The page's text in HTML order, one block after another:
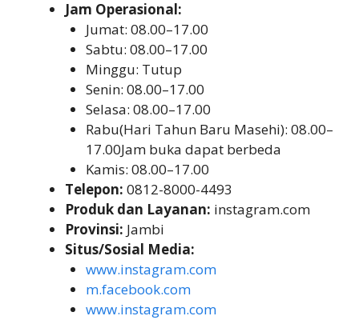
Jam Operasional:
Jumat: 08.00–17.00
Sabtu: 08.00–17.00
Minggu: Tutup
Senin: 08.00–17.00
Selasa: 08.00–17.00
Rabu(Hari Tahun Baru Masehi): 08.00–
17.00Jam buka dapat berbeda
Kamis: 08.00–17.00
Telepon: 0812-8000-4493
Produk dan Layanan: instagram.com
Provinsi: Jambi
Situs/Sosial Media:
www.instagram.com
m.facebook.com
www.instagram.com